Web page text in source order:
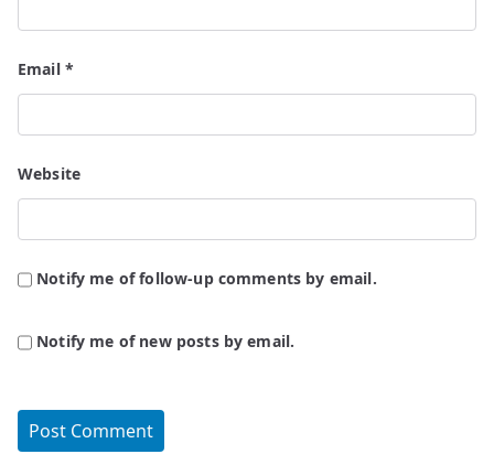
Email *
Website
Notify me of follow-up comments by email.
Notify me of new posts by email.